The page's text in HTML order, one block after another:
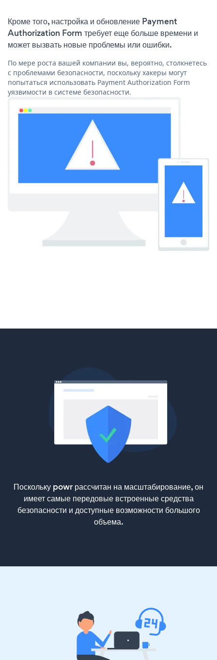
Кроме того, настройка и обновление Payment
Authorization Form требует еще больше времени и
может вызвать новые проблемы или ошибки.
По мере роста вашей компании вы, вероятно, столкнетесь
с проблемами безопасности, поскольку хакеры могут
попытаться использовать Payment Authorization Form
уязвимости в системе безопасности.
Поскольку powr рассчитан на масштабирование, он
имеет самые передовые встроенные средства
безопасности и доступные возможности большого
объема.